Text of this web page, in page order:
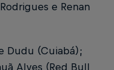
e Renan
Dudu (Cuiabá);
Alves (Red Bull